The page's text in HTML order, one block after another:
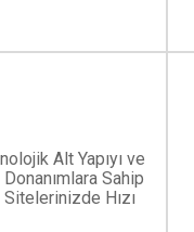
Alt Yapıyı ve
Sahip
Hızı